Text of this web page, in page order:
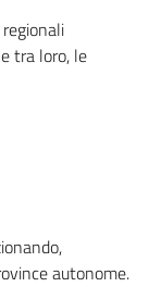
tra loro, le
autonome.